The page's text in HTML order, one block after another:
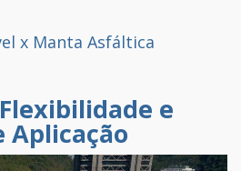
x Manta Asfáltica
e
Aplicação